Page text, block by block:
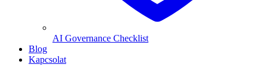
AI Governance Checklist
Blog
Kapcsolat